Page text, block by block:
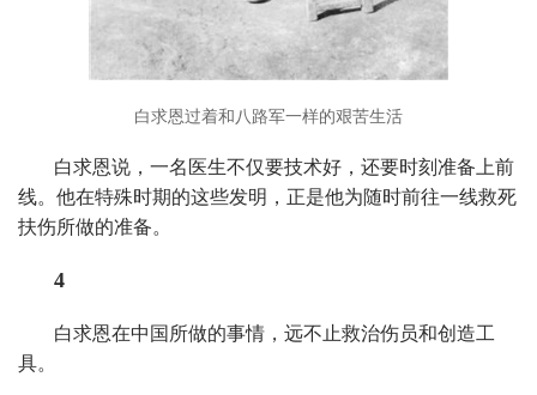
白求恩过着和八路军一样的艰苦生活
白求恩说，一名医生不仅要技术好，还要时刻准备上前
线。他在特殊时期的这些发明，正是他为随时前往一线救死
扶伤所做的准备。
4
白求恩在中国所做的事情，远不止救治伤员和创造工
具。